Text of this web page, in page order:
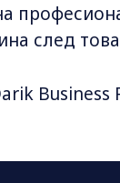
след
Business